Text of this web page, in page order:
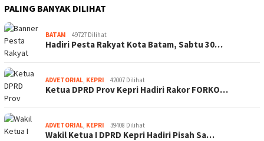
PALING BANYAK DILIHAT
BATAM 49727 Dilihat
Hadiri Pesta Rakyat Kota Batam, Sabtu 30…
ADVETORIAL, KEPRI 42007 Dilihat
Ketua DPRD Prov Kepri Hadiri Rakor FORKO…
ADVETORIAL, KEPRI 39408 Dilihat
Wakil Ketua I DPRD Kepri Hadiri Pisah Sa…